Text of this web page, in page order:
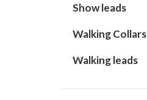
Show leads
Walking Collars
Walking leads